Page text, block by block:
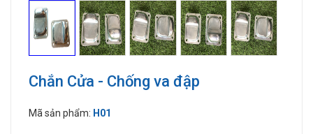
Chắn Cửa - Chống va đập
Mã sản phẩm: H01